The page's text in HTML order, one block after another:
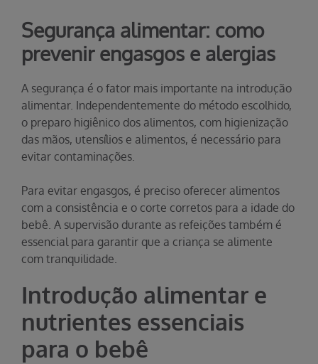
Segurança alimentar: como
prevenir engasgos e alergias
A segurança é o fator mais importante na introdução
alimentar. Independentemente do método escolhido,
o preparo higiênico dos alimentos, com higienização
das mãos, utensílios e alimentos, é necessário para
evitar contaminações.
Para evitar engasgos, é preciso oferecer alimentos
com a consistência e o corte corretos para a idade do
bebê. A supervisão durante as refeições também é
essencial para garantir que a criança se alimente
com tranquilidade.
Introdução alimentar e
nutrientes essenciais
para o bebê